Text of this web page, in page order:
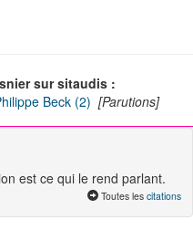
sur sitaudis :
Beck (2) [Parutions]
est ce qui le rend parlant.
Toutes les citations